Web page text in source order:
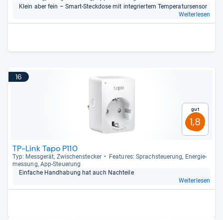
Klein aber fein – Smart-​Steck­dose mit inte­grier­tem Tem­pe­ra­tur­sen­sor
Weiterlesen
16
Gut
1,8
TP-Link Tapo P110
Typ: Mess­ge­rät, Zwi­schen­ste­cker
Fea­tu­res: Sprach­steue­rung, Ener­gie­
mes­sung, App-​Steue­rung
Ein­fa­che Hand­ha­bung hat auch Nach­teile
Weiterlesen